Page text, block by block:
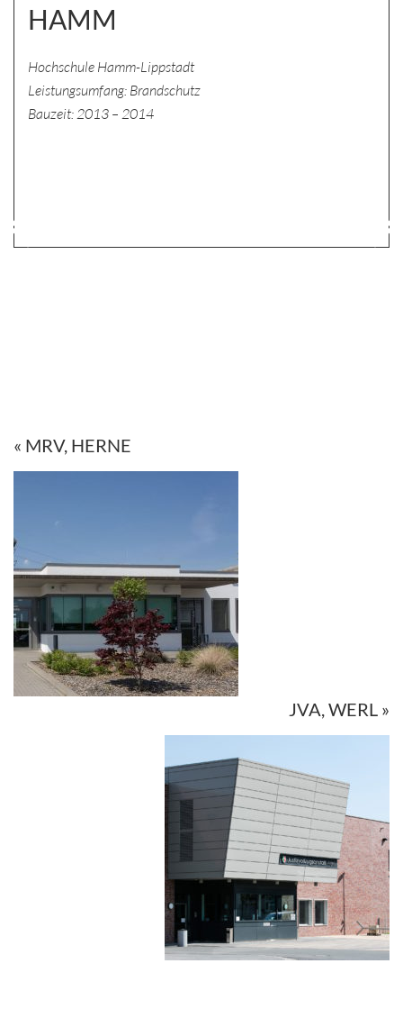
HAMM
Hochschule Hamm-Lippstadt
Leistungsumfang: Brandschutz
Bauzeit: 2013 – 2014
« MRV, HERNE
JVA, WERL »